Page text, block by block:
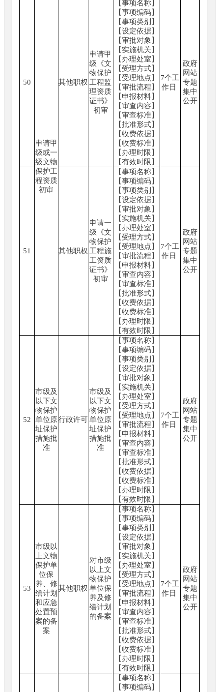
50
申请甲
级或一
级文物
保护工
程资质
初审
其他职权
申请甲
级《文
物保护
工程监
理资质
证书》
初审
【事项名称】
【事项编码】
【事项类别】
【设定依据】
【审批对象】
【实施机关】
【办理处室】
【受理方式】
【受理地点】
【审批流程】
【申报材料】
【审查内容】
【审查标准】
【批准形式】
【收费依据】
【收费标准】
【办理时限】
【有效时限】
7个工
作日
政府
网站
专题
集中
公开
51 其他职权
申请一
级《文
物保护
工程施
工资质
证书》
初审
【事项名称】
【事项编码】
【事项类别】
【设定依据】
【审批对象】
【实施机关】
【办理处室】
【受理方式】
【受理地点】
【审批流程】
【申报材料】
【审查内容】
【审查标准】
【批准形式】
【收费依据】
【收费标准】
【办理时限】
【有效时限】
7个工
作日
政府
网站
专题
集中
公开
52
市级及
以下文
物保护
单位原
址保护
措施批
准
行政许可
市级及
以下文
物保护
单位原
址保护
措施批
准
【事项名称】
【事项编码】
【事项类别】
【设定依据】
【审批对象】
【实施机关】
【办理处室】
【受理方式】
【受理地点】
【审批流程】
【申报材料】
【审查内容】
【审查标准】
【批准形式】
【收费依据】
【收费标准】
【办理时限】
【有效时限】
7个工
作日
政府
网站
专题
集中
公开
53
市级以
上文物
保护单
位保
养、修
缮计划
和应急
处置预
案的备
案
其他职权
对市级
以上文
物保护
单位保
养及修
缮计划
的备案
【事项名称】
【事项编码】
【事项类别】
【设定依据】
【审批对象】
【实施机关】
【办理处室】
【受理方式】
【受理地点】
【审批流程】
【申报材料】
【审查内容】
【审查标准】
【批准形式】
【收费依据】
【收费标准】
【办理时限】
【有效时限】
7个工
作日
政府
网站
专题
集中
公开
【事项名称】
【事项编码】